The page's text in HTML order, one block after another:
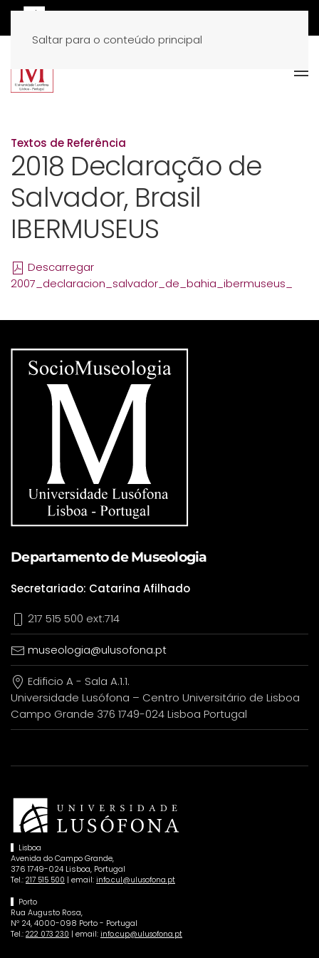
Saltar para o conteúdo principal
Textos de Referência
2018 Declaração de
Salvador, Brasil
IBERMUSEUS
Descarregar
2007_declaracion_salvador_de_bahia_ibermuseus_
Departamento de Museologia
Secretariado: Catarina Afilhado
217 515 500 ext:714
museologia@ulusofona.pt
Edificio A - Sala A.1.1.
Universidade Lusófona – Centro Universitário de Lisboa
Campo Grande 376 1749-024 Lisboa Portugal
Lisboa
Avenida do Campo Grande,
376 1749-024 Lisboa, Portugal
Tel.: 217 515 500 | email: info.cul@ulusofona.pt
Porto
Rua Augusto Rosa,
Nº 24, 4000-098 Porto - Portugal
Tel.: 222 073 230 | email: info.cup@ulusofona.pt